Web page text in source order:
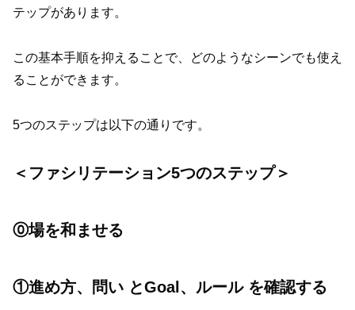
テップがあります。
この基本手順を抑えることで、どのようなシーンでも使え
ることができます。
5つのステップは以下の通りです。
＜ファシリテーション5つのステップ＞
⓪場を和ませる
①進め方、問い とGoal、ルール を確認する